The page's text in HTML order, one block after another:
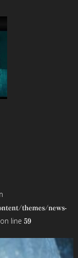
themes/news-
line 59